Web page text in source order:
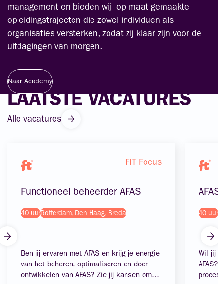
management en bieden wij op maat gemaakte
opleidingstrajecten die zowel individuen als
organisaties versterken, zodat zij klaar zijn voor de
uitdagingen van morgen.
Naar Academy
LAATSTE VACATURES
Alle vacatures
FIT Focus
Functioneel beheerder AFAS
40 uurRotterdam, Den Haag, Breda
Ben jij ervaren met AFAS en krijg je energie
van het beheren, optimaliseren en door
ontwikkelen van AFAS? Zie jij kansen om
40 uur
Wil jij